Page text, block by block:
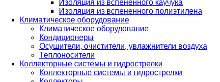
Изоляция из вспененного каучука
Изоляция из вспененного полиэтилена
Климатическое оборудование
Климатическое оборудование
Кондиционеры
Осушители, очистители, увлажнители воздуха
Теплоносители
Коллекторные системы и гидрострелки
Коллекторные системы и гидрострелки